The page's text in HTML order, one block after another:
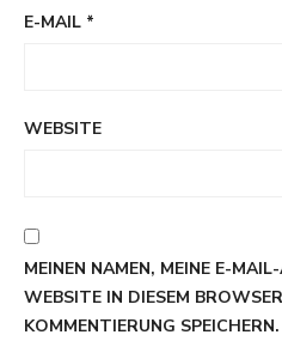
E-MAIL *
WEBSITE
MEINEN NAMEN, MEINE E-
WEBSITE IN DIESEM
KOMMENTIERUNG SPEICHERN.